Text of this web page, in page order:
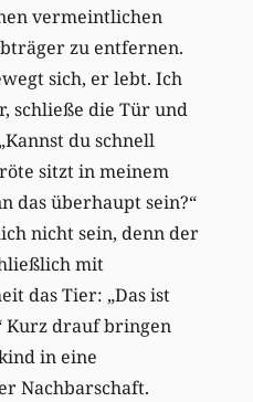
vermeintlichen
zu entfernen.
sich, er lebt. Ich
schließe die Tür und
du schnell
sitzt in meinem
das überhaupt sein?“
nicht sein, denn der
mit
das Tier: „Das ist
Kurz drauf bringen
in eine
Nachbarschaft.